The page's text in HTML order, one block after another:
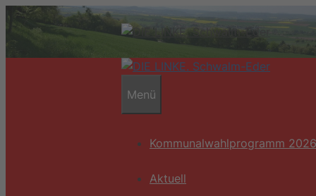
Zum
Inhalt
Menü
Kommunalwahlprogramm 2026
Aktuell